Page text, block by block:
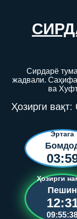
Сирдарё
жадвали.
ва
Ҳозирги вақт:
Эртага
Ҳозирги
Пешин